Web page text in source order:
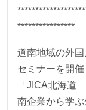
****************
道南地域の外
セミナーを開催
「JICA北海
南企業から学ぶ